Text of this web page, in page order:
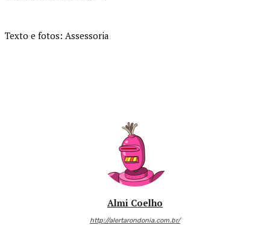
Texto e fotos: Assessoria
Almi Coelho
http://alertarondonia.com.br/